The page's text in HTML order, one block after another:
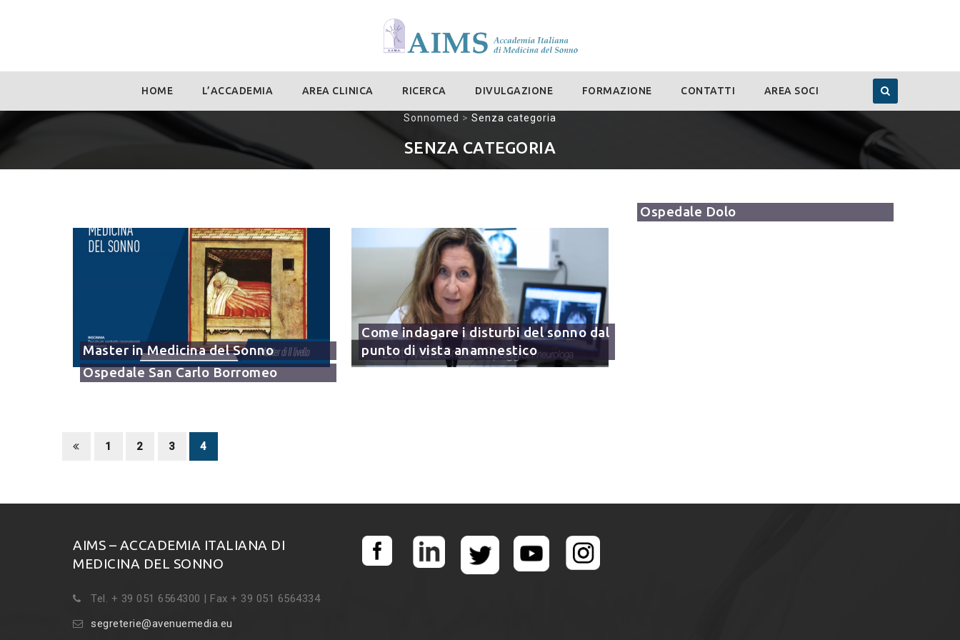
content
HOME L’ACCADEMIA AREA CLINICA RICERCA DIVULGAZIONE FORMAZIONE CONTATTI AREA SOCI
Sonnomed > Senza categoria
SENZA CATEGORIA
Master in Medicina del Sonno
Come indagare i disturbi del sonno dal
punto di vista anamnestico
Ospedale Dolo
Ospedale San Carlo Borromeo
1 2 3 4
AIMS – ACCADEMIA ITALIANA DI
MEDICINA DEL SONNO
Tel. + 39 051 6564300 | Fax + 39 051 6564334
segreterie@avenuemedia.eu